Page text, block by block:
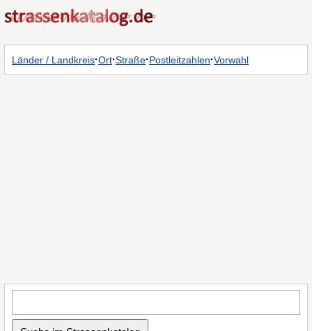
Länder / Landkreis·Ort·Straße·Postleitzahlen·Vorwahl